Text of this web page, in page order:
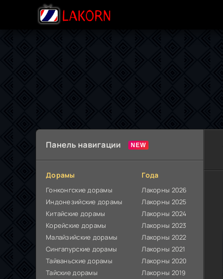
Панель навигации
Дорамы
Гонконгские дорамы
Индонезийские дорамы
Китайские дорамы
Корейские дорамы
Малайзийские дорамы
Сингапурские дорамы
Тайваньские дорамы
Тайские дорамы
Года
Лакорны 2026
Лакорны 2025
Лакорны 2024
Лакорны 2023
Лакорны 2022
Лакорны 2021
Лакорны 2020
Лакорны 2019